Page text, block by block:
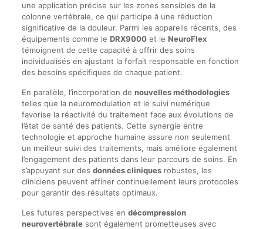
une application précise sur les zones sensibles de la
colonne vertébrale, ce qui participe à une réduction
significative de la douleur. Parmi les appareils récents, des
équipements comme le DRX9000et le NeuroFlex
témoignent de cette capacité à offrir des soins
individualisés en ajustant la forfait responsable en fonction
des besoins spécifiques de chaque patient.
En parallèle, l’incorporation de nouvelles méthodologies
telles que la neuromodulation et le suivi numérique
favorise la réactivité du traitement face aux évolutions de
l’état de santé des patients. Cette synergie entre
technologie et approche humaine assure non seulement
un meilleur suivi des traitements, mais améliore également
l’engagement des patients dans leur parcours de soins. En
s’appuyant sur des données cliniquesrobustes, les
cliniciens peuvent affiner continuellement leurs protocoles
pour garantir des résultats optimaux.
Les futures perspectives en décompression
neurovertébralesont également prometteuses avec